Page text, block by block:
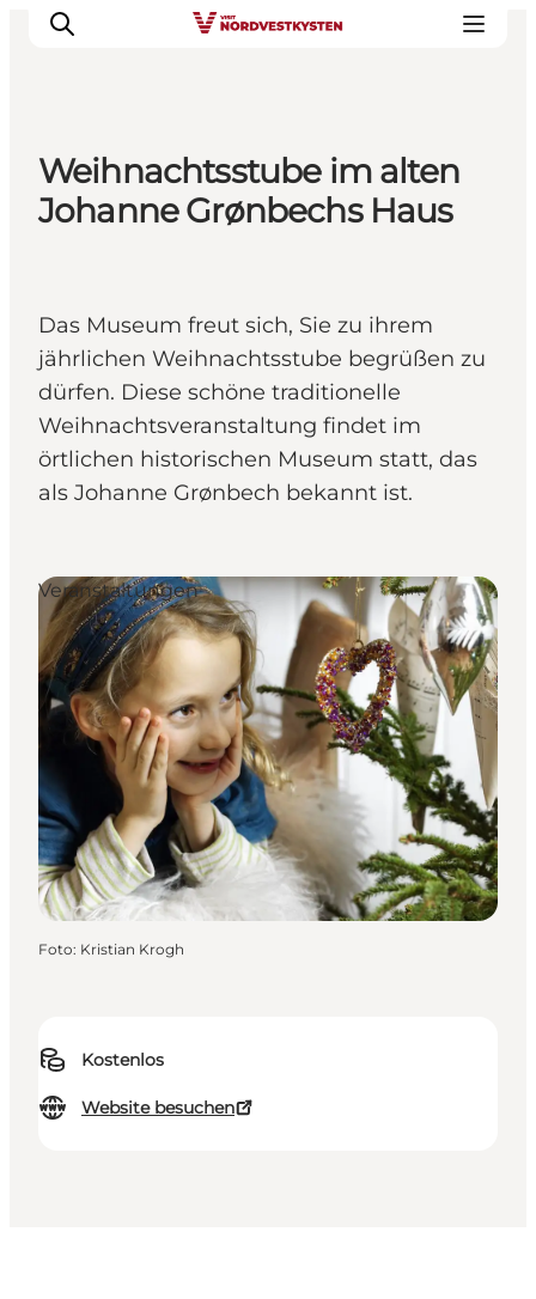
Urlaubsorte
Mach deine Urlaubsplanung
Weihnachtsstube im alten
Johanne Grønbechs Haus
Das Museum freut sich, Sie zu ihrem
jährlichen Weihnachtsstube begrüßen zu
dürfen. Diese schöne traditionelle
Weihnachtsveranstaltung findet im
örtlichen historischen Museum statt, das
als Johanne Grønbech bekannt ist.
Kostenlos
Website besuchen
Veranstaltungen
Foto: Kristian Krogh